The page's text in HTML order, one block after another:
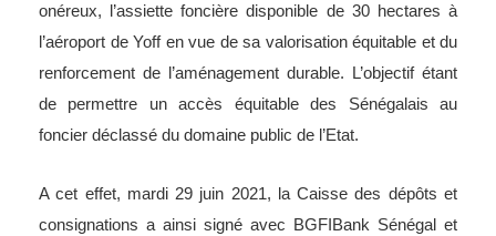
onéreux, l’assiette foncière disponible de 30 hectares à
l’aéroport de Yoff en vue de sa valorisation équitable et du
renforcement de l’aménagement durable. L’objectif étant
de permettre un accès équitable des Sénégalais au
foncier déclassé du domaine public de l’Etat.
A cet effet, mardi 29 juin 2021, la Caisse des dépôts et
consignations a ainsi signé avec BGFIBank Sénégal et